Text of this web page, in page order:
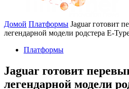
Домой Платформы Jaguar готовит
легендарной модели родстера E-
Платформы
Jaguar готовит
легендарной модели